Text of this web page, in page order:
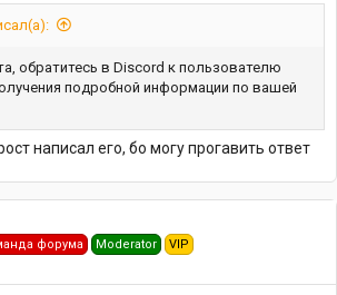
обратитесь в Discord к пользователю
подробной информации по вашей
написал его, бо могу прогавить ответ
форума Moderator VIP